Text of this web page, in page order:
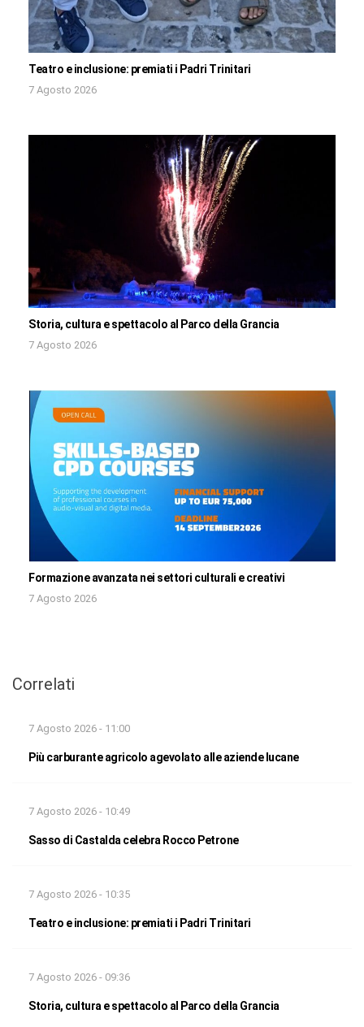
Teatro e inclusione: premiati i Padri Trinitari
7 Agosto 2026
Storia, cultura e spettacolo al Parco della Grancia
7 Agosto 2026
Formazione avanzata nei settori culturali e creativi
7 Agosto 2026
Correlati
7 Agosto 2026 - 11:00
Più carburante agricolo agevolato alle aziende lucane
7 Agosto 2026 - 10:49
Sasso di Castalda celebra Rocco Petrone
7 Agosto 2026 - 10:35
Teatro e inclusione: premiati i Padri Trinitari
7 Agosto 2026 - 09:36
Storia, cultura e spettacolo al Parco della Grancia